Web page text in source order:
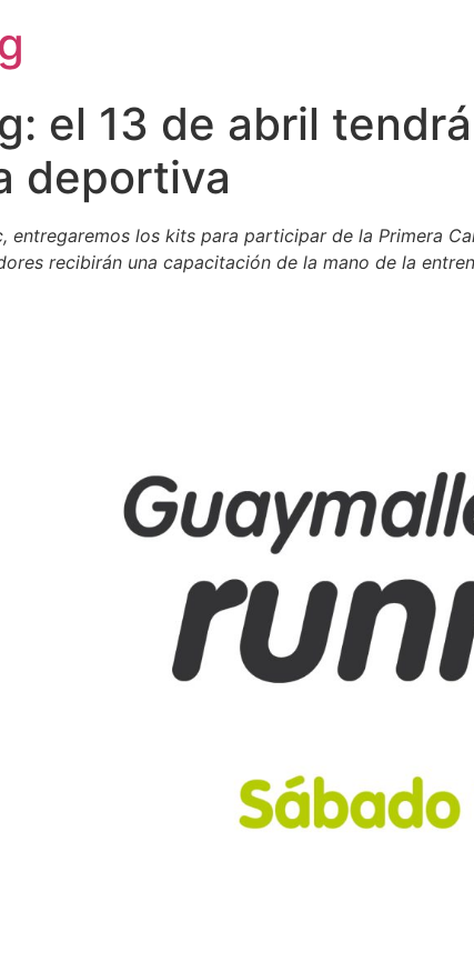
el 13 de abril
deportiva
entregaremos los kits para participar de la Primera
recibirán una capacitación de la mano de la